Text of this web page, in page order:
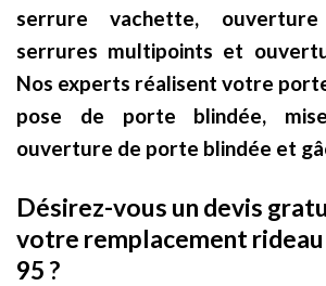
serrure vachette,
serrures multipoints et
Nos experts réalisent votre
pose de porte blindée,
ouverture de porte blindée et
Désirez-vous un devis
votre remplacement
95 ?